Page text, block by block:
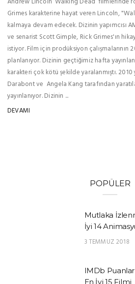
Grimes karakterine hayat veren Lincoln,
kalmaya devam edecek. Dizinin yapımcısı
ve senarist Scott Gimple, Rick Grimes'ın
istiyor. Film için prodüksiyon çalışmalarının
planlanıyor. Dizinin geçtiğimiz hafta
karakteri çok kötü şekilde yaralanmıştı.
Darabont ve Angela Kang tarafından
yayınlanıyor. Dizinin ...
DEVAMI
POPÜLER
Mutlaka
İyi 14
3 TEMMUZ 2018
IMDb
En İyi 15 Filmi